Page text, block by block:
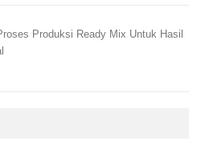
Produksi Ready Mix Untuk Hasil